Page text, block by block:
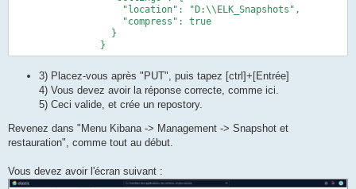
3) Placez-vous après "PUT", puis tapez [ctrl]+[Entrée]
4) Vous devez avoir la réponse correcte, comme ici.
5) Ceci valide, et crée un repostory.
Revenez dans "Menu Kibana -> Management -> Snapshot et
restauration", comme tout au début.
Vous devez avoir l'écran suivant :